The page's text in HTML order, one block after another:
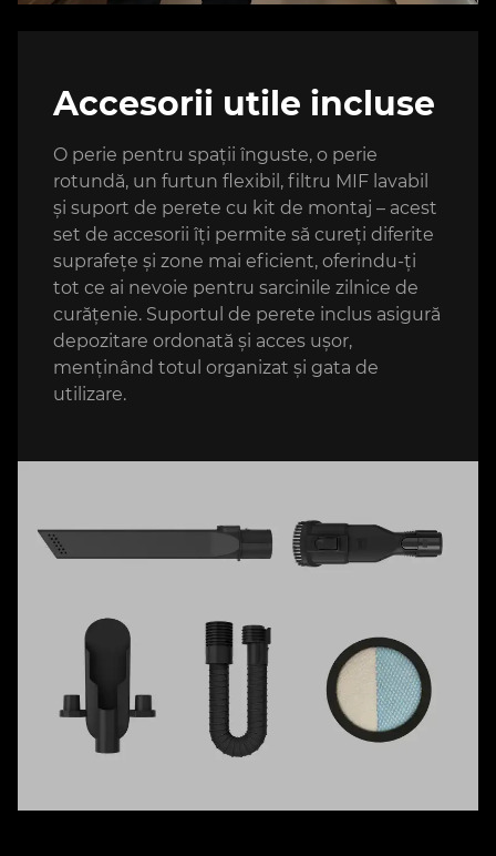
Accesorii utile incluse
O perie pentru spații înguste, o perie
rotundă, un furtun flexibil, filtru MIF lavabil
și suport de perete cu kit de montaj – acest
set de accesorii îți permite să cureți diferite
suprafețe și zone mai eficient, oferindu-ți
tot ce ai nevoie pentru sarcinile zilnice de
curățenie. Suportul de perete inclus asigură
depozitare ordonată și acces ușor,
menținând totul organizat și gata de
utilizare.